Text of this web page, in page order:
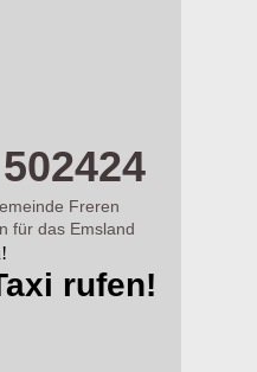
Freren
für das Emsland
rufen!